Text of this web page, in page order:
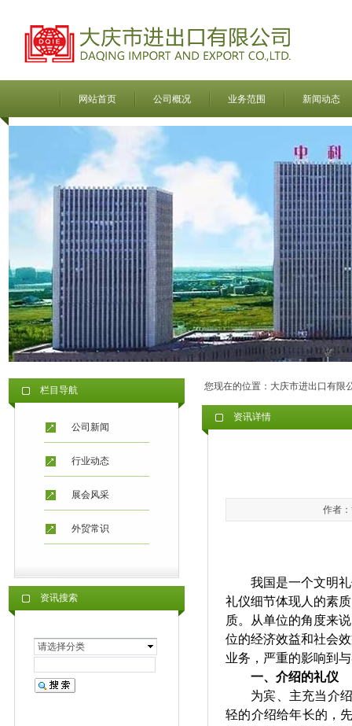
网站首页 公司概况 业务范围 新闻动态
栏目导航
公司新闻
行业动态
展会风采
外贸常识
您现在的位置： 大庆市进出口有限
资讯搜索
请选择分类
资讯详情
作者
我国是一个文明
礼仪细节体现人的素
质。从单位的角度来
位的经济效益和社会
业务，严重的影响到
一、介绍的礼仪
为宾、主充当介
轻的介绍给年长的，